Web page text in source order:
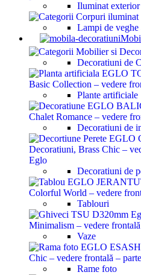
Iluminat exterior
Lampi de veghe
Decoratiuni de
Plante artificiale
Decoratiuni de
Decoratiuni de
Tablouri
Vaze
Rame foto